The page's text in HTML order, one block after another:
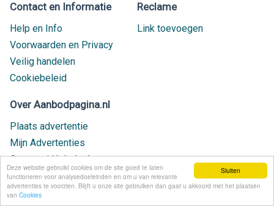
Sluiten
Deze website gebruikt cookies om de site goed te laten
functioneren voor analysedoeleinden en om u van relevante
advertenties te voorzien. Blijft u onze site gebruiken dan gaat u akkoord met het plaatsen
van Cookies
Contact en Informatie
Help en Info
Voorwaarden en Privacy
Veilig handelen
Cookiebeleid
Reclame
Link toevoegen
Over Aanbodpagina.nl
Plaats advertentie
Mijn Advertenties
Contact / Helpdesk
Nieuw geplaatst